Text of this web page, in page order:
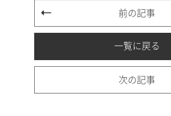
前の記事
一覧に戻る
次の記事